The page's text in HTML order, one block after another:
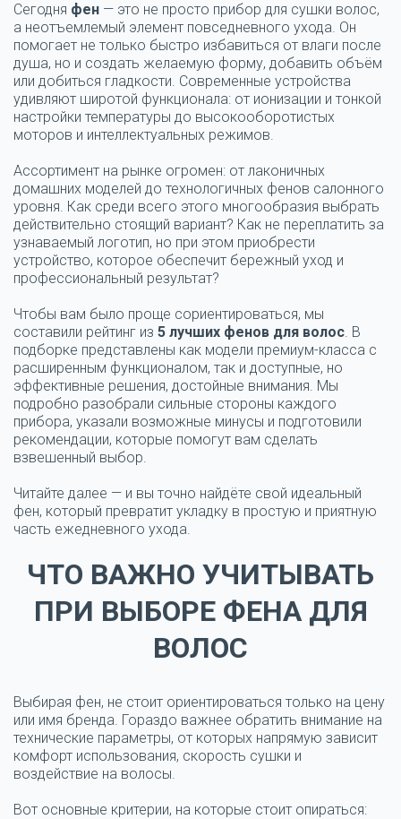
Сегодня фен — это не просто прибор для сушки волос,
а неотъемлемый элемент повседневного ухода. Он
помогает не только быстро избавиться от влаги после
душа, но и создать желаемую форму, добавить объём
или добиться гладкости. Современные устройства
удивляют широтой функционала: от ионизации и тонкой
настройки температуры до высокооборотистых
моторов и интеллектуальных режимов.
Ассортимент на рынке огромен: от лаконичных
домашних моделей до технологичных фенов салонного
уровня. Как среди всего этого многообразия выбрать
действительно стоящий вариант? Как не переплатить за
узнаваемый логотип, но при этом приобрести
устройство, которое обеспечит бережный уход и
профессиональный результат?
Чтобы вам было проще сориентироваться, мы
составили рейтинг из 5 лучших фенов для волос. В
подборке представлены как модели премиум-класса с
расширенным функционалом, так и доступные, но
эффективные решения, достойные внимания. Мы
подробно разобрали сильные стороны каждого
прибора, указали возможные минусы и подготовили
рекомендации, которые помогут вам сделать
взвешенный выбор.
Читайте далее — и вы точно найдёте свой идеальный
фен, который превратит укладку в простую и приятную
часть ежедневного ухода.
ЧТО ВАЖНО УЧИТЫВАТЬ
ПРИ ВЫБОРЕ ФЕНА ДЛЯ
ВОЛОС
Выбирая фен, не стоит ориентироваться только на цену
или имя бренда. Гораздо важнее обратить внимание на
технические параметры, от которых напрямую зависит
комфорт использования, скорость сушки и
воздействие на волосы.
Вот основные критерии, на которые стоит опираться: